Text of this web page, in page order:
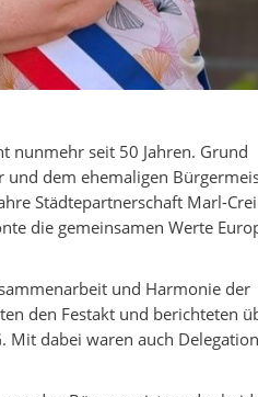
nunmehr seit 50 Jahren. Grund
dem ehemaligen
Städtepartnerschaft Marl-
die gemeinsamen Werte
und Harmonie der
den Festakt und berichteten
Mit dabei waren auch